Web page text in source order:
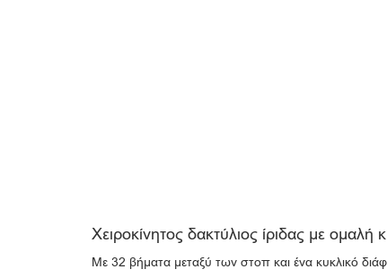
Χειροκίνητος δακτύλιος ίριδας με ομαλή
Με 32 βήματα μεταξύ των στοπ και ένα κυκλικό